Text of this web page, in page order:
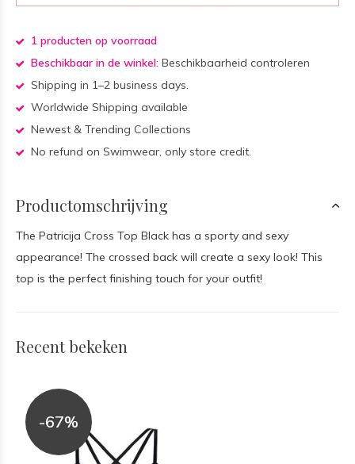
1 producten op voorraad
Beschikbaar in de winkel: Beschikbaarheid controleren
Shipping in 1–2 business days.
Worldwide Shipping available
Newest & Trending Collections
No refund on Swimwear, only store credit.
Productomschrijving
The Patricija Cross Top Black has a sporty and sexy
appearance! The crossed back will create a sexy look! This
top is the perfect finishing touch for your outfit!
Recent bekeken
-67%